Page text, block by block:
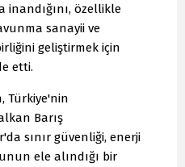
inandığını, özellikle
sanayii ve
geliştirmek için
etti.
Türkiye'nin
Barış
sınır güvenliği, enerji
ele alındığı bir